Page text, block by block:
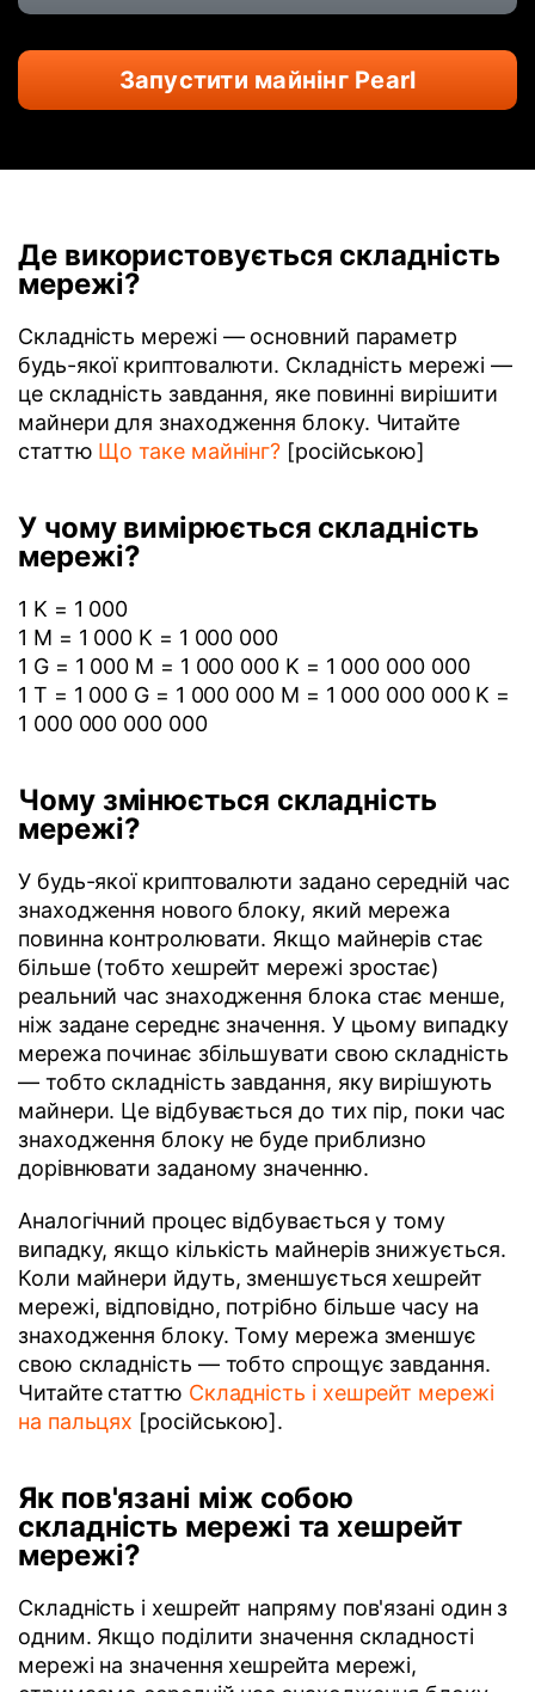
Запустити майнінг Pearl
Де використовується складність
мережі?
Складність мережі — основний параметр
будь-якої криптовалюти. Складність мережі —
це складність завдання, яке повинні вирішити
майнери для знаходження блоку. Читайте
статтю Що таке майнінг? [російською]
У чому вимірюється складність
мережі?
1 K = 1 000
1 M = 1 000 K = 1 000 000
1 G = 1 000 M = 1 000 000 K = 1 000 000 000
1 T = 1 000 G = 1 000 000 M = 1 000 000 000 K =
1 000 000 000 000
Чому змінюється складність
мережі?
У будь-якої криптовалюти задано середній час
знаходження нового блоку, який мережа
повинна контролювати. Якщо майнерів стає
більше (тобто хешрейт мережі зростає)
реальний час знаходження блока стає менше,
ніж задане середнє значення. У цьому випадку
мережа починає збільшувати свою складність
— тобто складність завдання, яку вирішують
майнери. Це відбувається до тих пір, поки час
знаходження блоку не буде приблизно
дорівнювати заданому значенню.
Аналогічний процес відбувається у тому
випадку, якщо кількість майнерів знижується.
Коли майнери йдуть, зменшується хешрейт
мережі, відповідно, потрібно більше часу на
знаходження блоку. Тому мережа зменшує
свою складність — тобто спрощує завдання.
Читайте статтю Складність і хешрейт мережі
на пальцях [російською].
Як пов'язані між собою
складність мережі та хешрейт
мережі?
Складність і хешрейт напряму пов'язані один з
одним. Якщо поділити значення складності
мережі на значення хешрейта мережі,